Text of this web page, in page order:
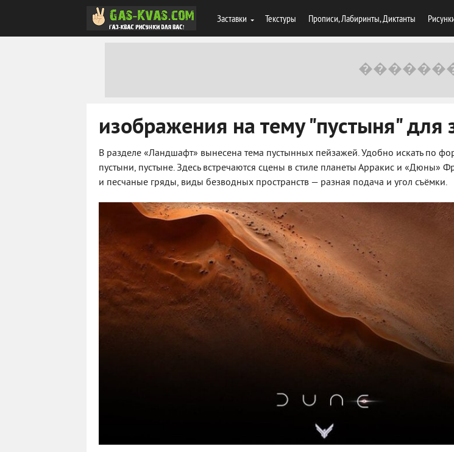
Заставки Текстуры Прописи, Лабиринты, Диктанты
изображения на тему "пустыня" для
В разделе «Ландшафт» вынесена тема пустынных пейзажей. Удобно искать по
пустыни, пустыне. Здесь встречаются сцены в стиле планеты Арракис и «Дюны»
и песчаные гряды, виды безводных пространств — разная подача и угол съёмки.